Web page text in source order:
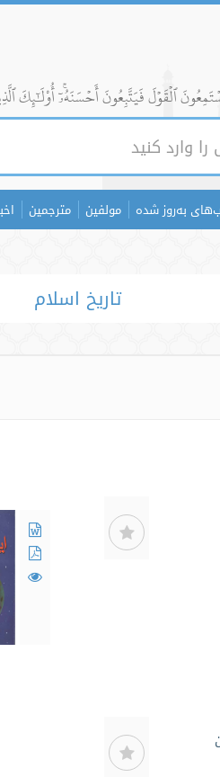
ٱلۡقَوۡلَ فَيَتَّبِعُونَ أَحۡسَنَهُۥٓۚ أُوْلَٰٓئِكَ
به‌روز شده مولفین مترجمین
تاریخ اسلام